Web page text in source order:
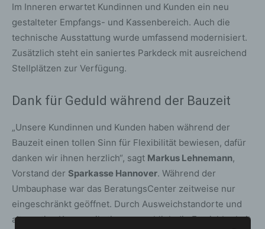
Im Inneren erwartet Kundinnen und Kunden ein neu
gestalteter Empfangs- und Kassenbereich. Auch die
technische Ausstattung wurde umfassend modernisiert.
Zusätzlich steht ein saniertes Parkdeck mit ausreichend
Stellplätzen zur Verfügung.
Dank für Geduld während der Bauzeit
„Unsere Kundinnen und Kunden haben während der
Bauzeit einen tollen Sinn für Flexibilität bewiesen, dafür
danken wir ihnen herzlich“, sagt Markus Lehnemann,
Vorstand der Sparkasse Hannover. Während der
Umbauphase war das BeratungsCenter zeitweise nur
eingeschränkt geöffnet. Durch Ausweichstandorte und
alternative Kommunikationswege blieb die Erreichbarkeit